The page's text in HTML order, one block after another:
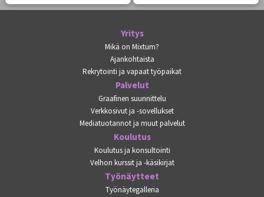
Yritys
Mikä on Mixtum?
Ajankohtaista
Rekrytointi ja vapaat työpaikat
Palvelut
Graafinen suunnittelu
Verkkosivut ja -sovellukset
Mediatuotannot ja muut palvelut
Koulutus
Koulutus ja konsultointi
Velhon kurssit ja -käsikirjat
Työnäytteet
Työnäytegalleria